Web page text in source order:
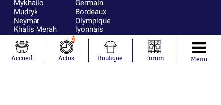
Mykhailo
Mudryk
Neymar
Khalis Merah
Loïs Openda
Moussa
Niakhaté
Germain
Bordeaux
Olympique
lyonnais
FIFA
Real Madrid
RC Strasbourg
AC Milan
Accueil
2
Actus Boutique Forum Menu